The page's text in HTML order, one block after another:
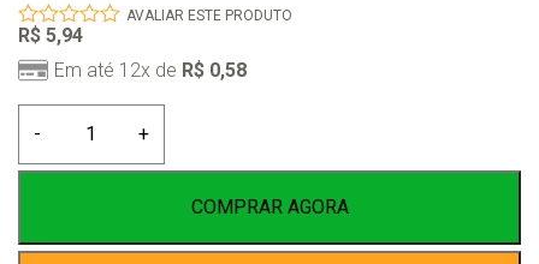
0
out
of
AVALIAR ESTE PRODUTO
R$ 5,94
Em até 12x de R$ 0,58
-
Comum
500gr
+
COMPRAR AGORA